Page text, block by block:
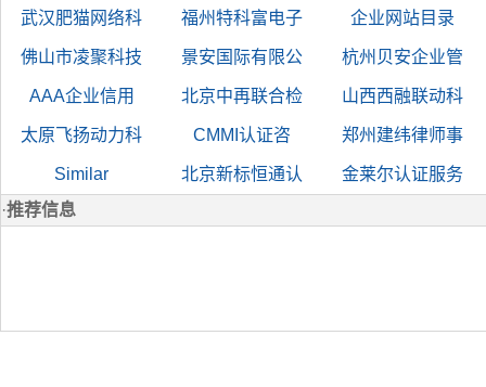
武汉肥猫网络科 福州特科富电子 企业网站目录
佛山市凌聚科技 景安国际有限公 杭州贝安企业管
AAA企业信用 北京中再联合检 山西西融联动科
太原飞扬动力科 CMMI认证咨 郑州建纬律师事
Similar 北京新标恒通认
金莱尔认证服务
·推荐信息